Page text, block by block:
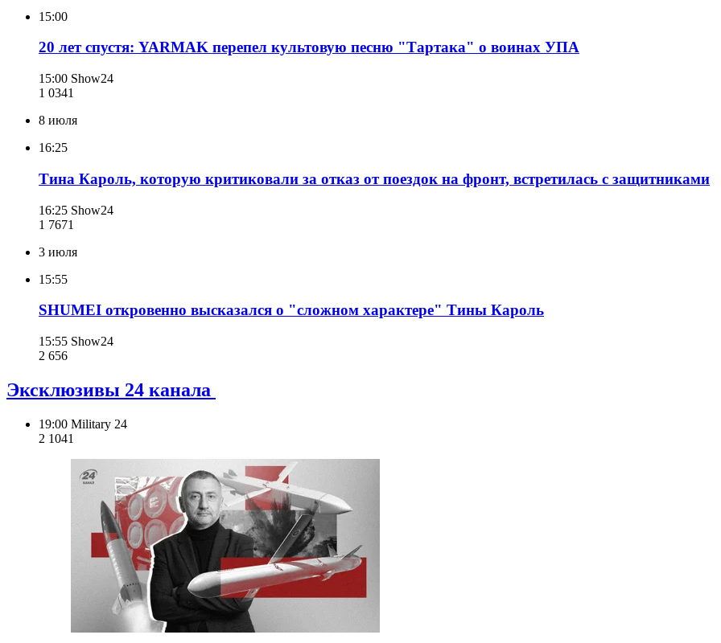
15:00
20 лет спустя: YARMAK перепел культовую песню "Тартака" о воинах УПА
15:00 Show24
1 0341
8 июля
16:25
Тина Кароль, которую критиковали за отказ от поездок на фронт, встретилась с защитниками
16:25 Show24
1 7671
3 июля
15:55
SHUMEI откровенно высказался о "сложном характере" Тины Кароль
15:55 Show24
2 656
Эксклюзивы 24 канала
19:00 Military 24
2 1041